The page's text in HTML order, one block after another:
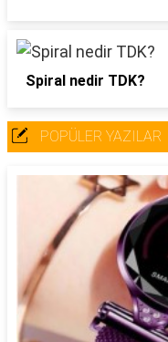
Spiral nedir TDK?
POPÜLER YAZILAR